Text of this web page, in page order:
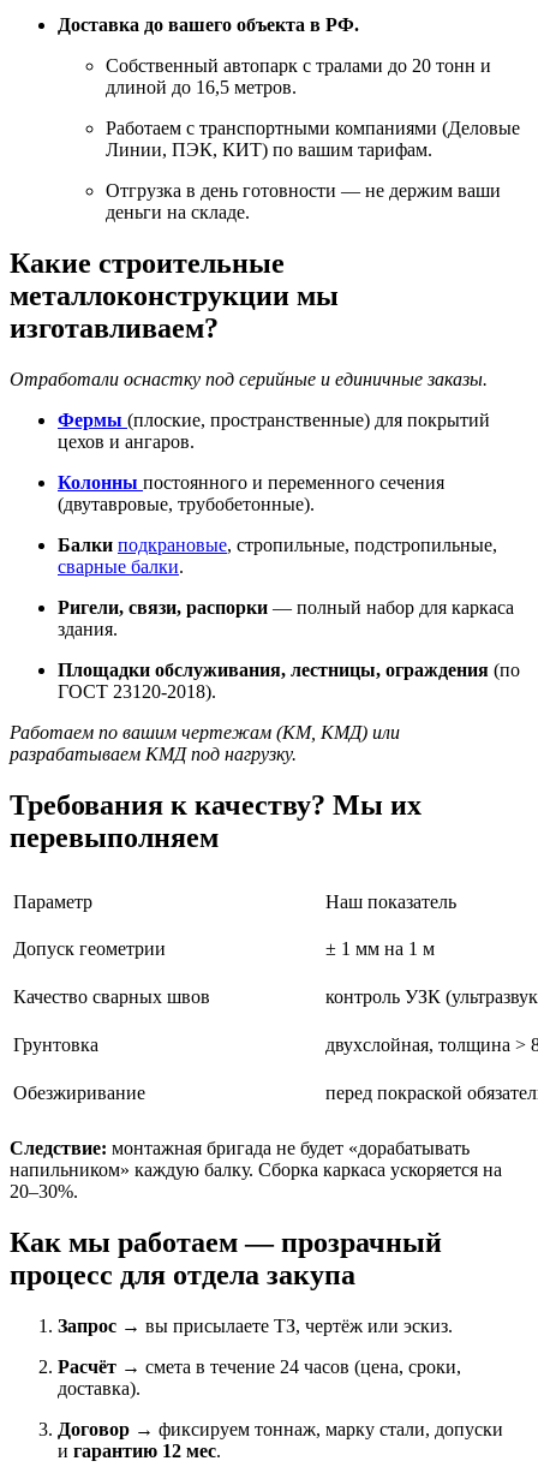
Доставка до вашего объекта в РФ.
Собственный автопарк с тралами до 20 тонн и
длиной до 16,5 метров.
Работаем с транспортными компаниями (Деловые
Линии, ПЭК, КИТ) по вашим тарифам.
Отгрузка в день готовности — не держим ваши
деньги на складе.
Какие строительные
металлоконструкции мы
изготавливаем?
Отработали оснастку под серийные и единичные заказы.
Фермы (плоские, пространственные) для покрытий
цехов и ангаров.
Колонны постоянного и переменного сечения
(двутавровые, трубобетонные).
Балки подкрановые, стропильные, подстропильные,
сварные балки.
Ригели, связи, распорки — полный набор для каркаса
здания.
Площадки обслуживания, лестницы, ограждения (по
ГОСТ 23120-2018).
Работаем по вашим чертежам (КМ, КМД) или
разрабатываем КМД под нагрузку.
Требования к качеству? Мы их
перевыполняем
Параметр Наш показатель
Допуск геометрии ± 1 мм на 1 м
Качество сварных швов контроль УЗК
Грунтовка двухслойная, толщина >
Обезжиривание перед покраской
Следствие: монтажная бригада не будет «дорабатывать
напильником» каждую балку. Сборка каркаса ускоряется на
20–30%.
Как мы работаем — прозрачный
процесс для отдела закупа
Запрос → вы присылаете ТЗ, чертёж или эскиз.
Расчёт → смета в течение 24 часов (цена, сроки,
доставка).
Договор → фиксируем тоннаж, марку стали, допуски
и гарантию 12 мес.